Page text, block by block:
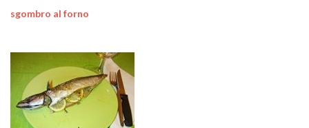
sgombro al forno